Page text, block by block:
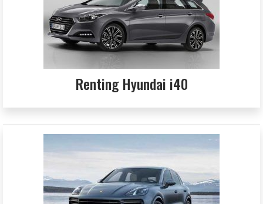
Renting Hyundai i40